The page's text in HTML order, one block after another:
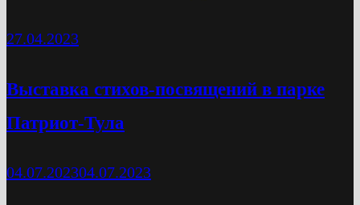
27.04.2023
Выставка стихов-посвящений в парке
Патриот-Тула
04.07.202304.07.2023